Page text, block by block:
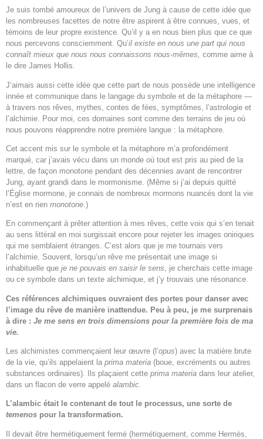
Je suis tombé amoureux de l’univers de Jung à cause de cette idée que
les nombreuses facettes de notre être aspirent à être connues, vues, et
témoins de leur propre existence. Qu’il y a en nous bien plus que ce que
nous percevons consciemment. Qu’il existe en nous une part qui nous
connaît mieux que nous nous connaissons nous-mêmes, comme aime à
le dire James Hollis.
J’aimais aussi cette idée que cette part de nous possède une intelligence
innée et communique dans le langage du symbole et de la métaphore —
à travers nos rêves, mythes, contes de fées, symptômes, l’astrologie et
l’alchimie. Pour moi, ces domaines sont comme des terrains de jeu où
nous pouvons réapprendre notre première langue : la métaphore.
Cet accent mis sur le symbole et la métaphore m’a profondément
marqué, car j’avais vécu dans un monde où tout est pris au pied de la
lettre, de façon monotone pendant des décennies avant de rencontrer
Jung, ayant grandi dans le mormonisme. (Même si j’ai depuis quitté
l’Église mormone, je connais de nombreux mormons nuancés dont la vie
n’est en rien monotone .)
En commençant à prêter attention à mes rêves, cette voix qui s’en tenait
au sens littéral en moi surgissait encore pour rejeter les images oniriques
qui me semblaient étranges. C’est alors que je me tournais vers
l’alchimie. Souvent, lorsqu’un rêve me présentait une image si
inhabituelle que je ne pouvais en saisir le sens, je cherchais cette image
ou ce symbole dans un texte alchimique, et j’y trouvais une résonance.
Ces références alchimiques ouvraient des portes pour danser avec
l’image du rêve de manière inattendue. Peu à peu, je me surprenais
à dire : Je me sens en trois dimensions pour la première fois de ma
vie.
Les alchimistes commençaient leur œuvre (l’opus) avec la matière brute
de la vie, qu’ils appelaient la prima materia (boue, excréments ou autres
substances ordinaires). Ils plaçaient cette prima materia dans leur atelier,
dans un flacon de verre appelé alambic
L’alambic était le contenant de tout le processus, une sorte de
temenos pour la transformation.
Il devait être hermétiquement fermé (hermétiquement, comme Hermès,